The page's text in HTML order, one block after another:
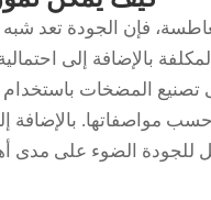
فإن الجودة تعد
بالإضافة إلى
تصنيع المضخات
مواصفاتها. بالإضافة
للجودة الضوء على مدى